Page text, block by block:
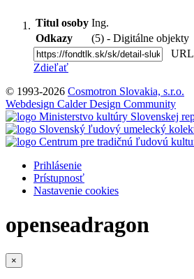
Titul osoby Ing.
Odkazy
(5) - Digitálne objekty
URL
Zdieľať
© 1993-2026 Cosmotron Slovakia, s.r.o.
Webdesign Calder Design Community
Prihlásenie
Prístupnosť
Nastavenie cookies
openseadragon
×